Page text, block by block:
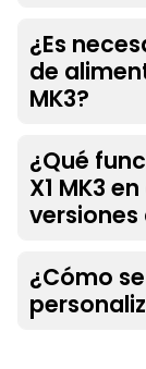
¿Es
de
MK3?
¿Qué
X1 MK3
¿Cómo